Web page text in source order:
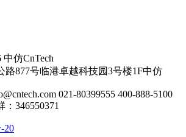
中仿CnTech
路877号临港卓越科技园3号楼1F中仿
021-80399555 400-888-5100
：346550371
20